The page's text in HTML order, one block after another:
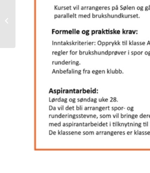
Rekruttlaget i
rundering – en gjeng
humor og stor